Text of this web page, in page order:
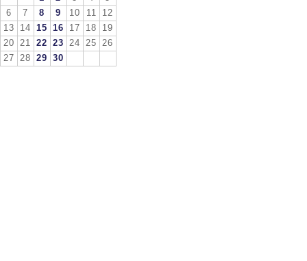
6
7 8 9 10 11
12
13
14 15 16 17 18
19
20
21 22 23 24 25
26
27
28 29 30